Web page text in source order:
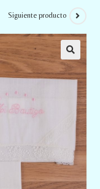
Siguiente producto